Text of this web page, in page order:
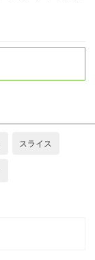
スライス